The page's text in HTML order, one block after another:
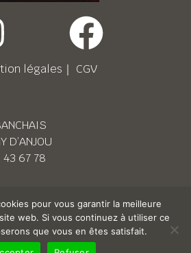
légales ｜ CGV
D’ANJOU
43 67 78
87 38 08
pour vous garantir la meilleure
web. Si vous continuez à utiliser ce
que vous en êtes satisfait.